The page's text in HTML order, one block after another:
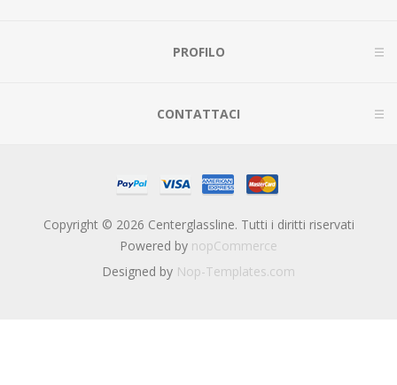
PROFILO
CONTATTACI
Copyright © 2026 Centerglassline. Tutti i diritti riservati
Powered by nopCommerce
Designed by Nop-Templates.com